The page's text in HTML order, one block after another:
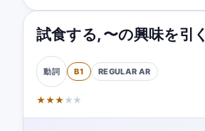
試食する, 〜の興味を引く
動詞 B1 REGULAR AR
★★★ ★ ★